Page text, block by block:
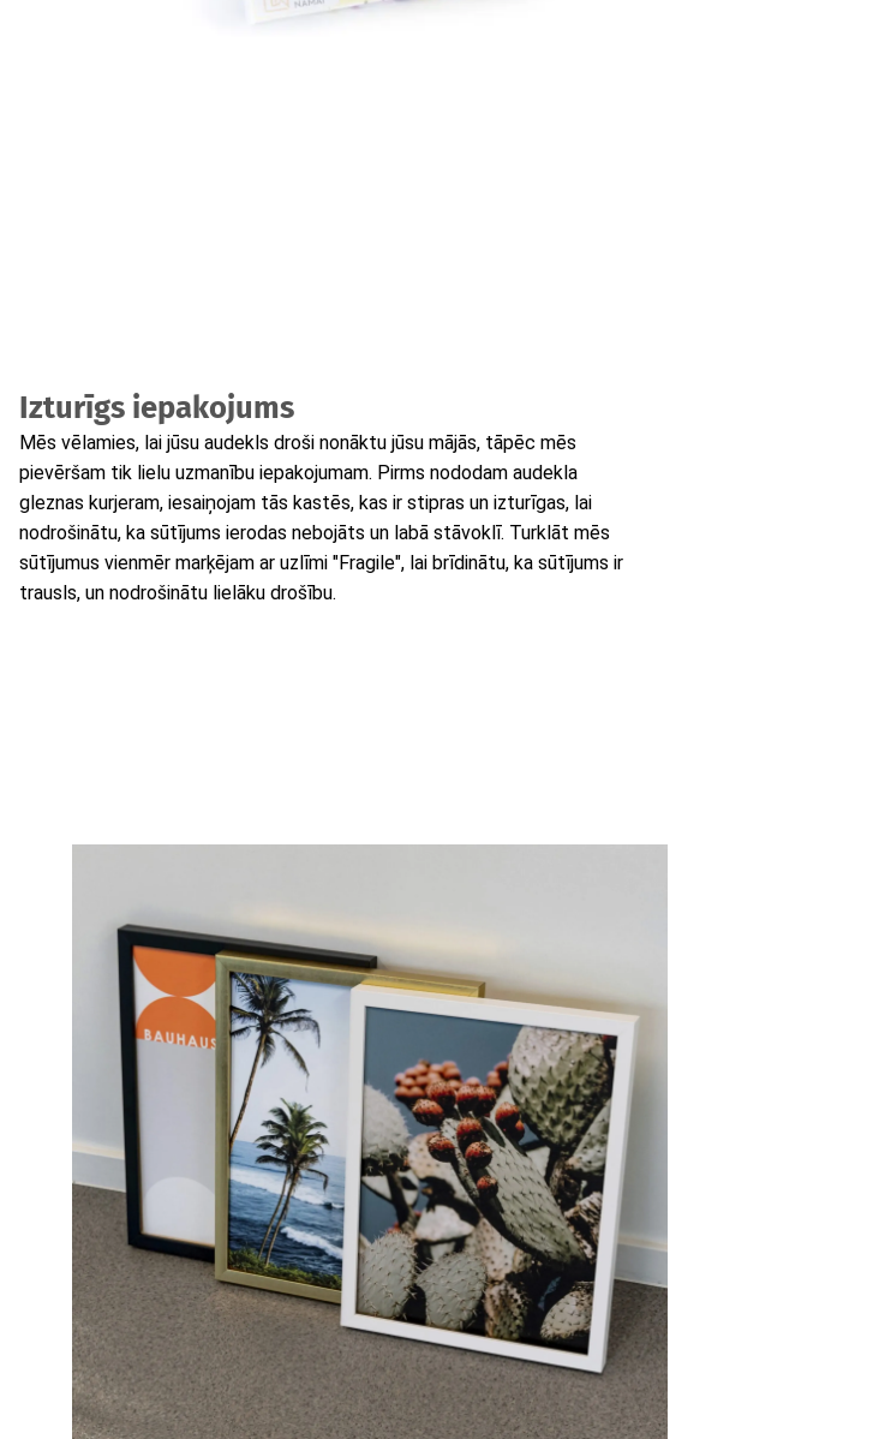
Izturīgs iepakojums
Mēs vēlamies, lai jūsu audekls droši nonāktu jūsu mājās, tāpēc mēs
pievēršam tik lielu uzmanību iepakojumam. Pirms nododam audekla
gleznas kurjeram, iesaiņojam tās kastēs, kas ir stipras un izturīgas, lai
nodrošinātu, ka sūtījums ierodas nebojāts un labā stāvoklī. Turklāt mēs
sūtījumus vienmēr marķējam ar uzlīmi "Fragile", lai brīdinātu, ka sūtījums ir
trausls, un nodrošinātu lielāku drošību.